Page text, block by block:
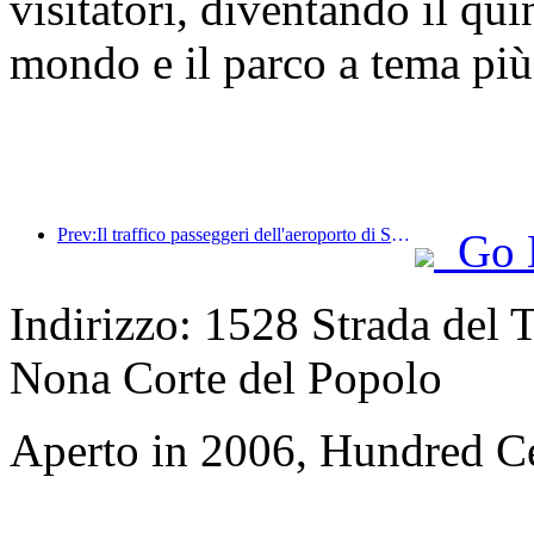
mondo e il parco a tema
Prev:Il traffico passeggeri dell'aeroporto di Shenzhen ha superato i 3 milioni quest'anno, stabilendo un nuovo record per lo stesso periodo.
Go
Indirizzo: 1528 Strada del
Nona Corte del Popolo
Aperto in 2006, Hundred